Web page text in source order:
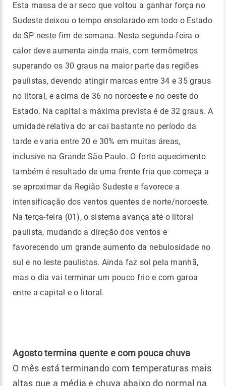
Esta massa de ar seco que voltou a ganhar força no
Sudeste deixou o tempo ensolarado em todo o Estado
de SP neste fim de semana. Nesta segunda-feira o
calor deve aumenta ainda mais, com termômetros
superando os 30 graus na maior parte das regiões
paulistas, devendo atingir marcas entre 34 e 35 graus
no litoral, e acima de 36 no noroeste e no oeste do
Estado. Na capital a máxima prevista é de 32 graus. A
umidade relativa do ar cai bastante no período da
tarde e varia entre 20 e 30% em muitas áreas,
inclusive na Grande São Paulo. O forte aquecimento
também é resultado de uma frente fria que começa a
se aproximar da Região Sudeste e favorece a
intensificação dos ventos quentes de norte/noroeste.
Na terça-feira (01), o sistema avança até o litoral
paulista, mudando a direção dos ventos e
favorecendo um grande aumento da nebulosidade no
sul e no leste paulistas. Ainda faz sol pela manhã,
mas o dia vai terminar um pouco frio e com garoa
entre a capital e o litoral.
Agosto termina quente e com pouca chuva
O mês está terminando com temperaturas mais
altas que a média e chuva abaixo do normal na